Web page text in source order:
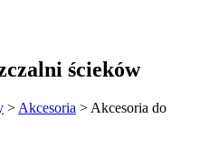
ścieków
> Akcesoria > Akcesoria do